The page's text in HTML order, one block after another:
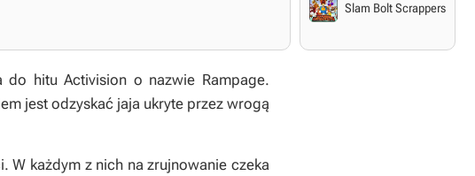
Slam Bolt Scrappers
do hitu Activision o nazwie Rampage.
jest odzyskać jaja ukryte przez wrogą
każdym z nich na zrujnowanie czeka